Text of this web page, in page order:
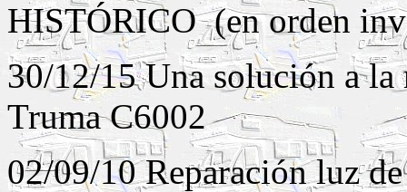
HISTÓRICO (en orden
30/12/15 Una solución a
Truma C6002
02/09/10 Reparación luz